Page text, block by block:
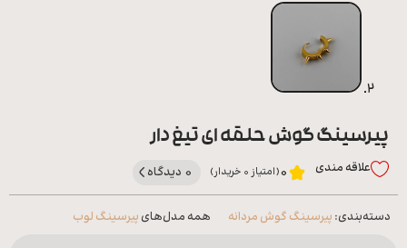
پیرسینگ گوش حلقه ای تیغ دار
علاقه‌ مندی 0(امتیاز 0 خریدار) 0 دیدگاه
دسته‌بندی: پیرسینگ گوش مردانه همه مدل‌های پیرسینگ لوب